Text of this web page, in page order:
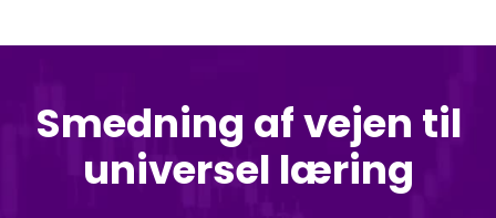
Smedning af vejen til
universel læring